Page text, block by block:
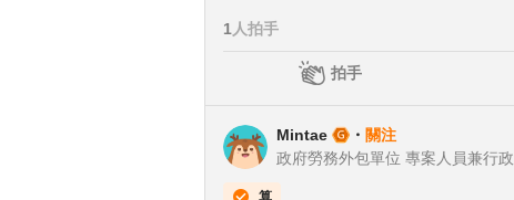
1 人拍手
拍手
Mintae ・ 關注
政府勞務外包單位 專案人員兼行政
算